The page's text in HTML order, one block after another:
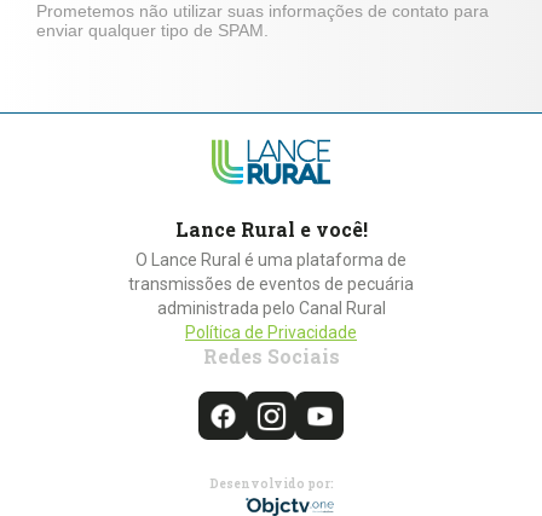
Prometemos não utilizar suas informações de contato para
enviar qualquer tipo de SPAM.
Lance Rural e você!
O Lance Rural é uma plataforma de
transmissões de eventos de pecuária
administrada pelo Canal Rural
Política de Privacidade
Redes Sociais
Desenvolvido por: